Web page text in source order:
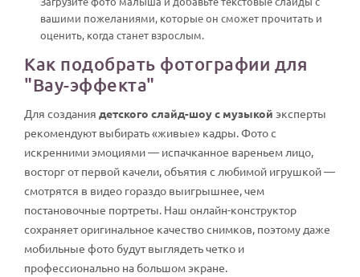
вашими пожеланиями, которые он сможет прочитать и
оценить, когда станет взрослым.
Как подобрать фотографии для
"Вау-эффекта"
Для создания детского слайд-шоу с музыкой эксперты
рекомендуют выбирать «живые» кадры. Фото с
искренними эмоциями — испачканное вареньем лицо,
восторг от первой качели, объятия с любимой игрушкой —
смотрятся в видео гораздо выигрышнее, чем
постановочные портреты. Наш онлайн-конструктор
сохраняет оригинальное качество снимков, поэтому даже
мобильные фото будут выглядеть четко и
профессионально на большом экране.